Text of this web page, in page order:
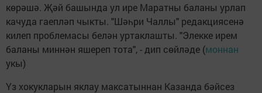
көрәшә. Җәй башында ул ире Маратны баланы урлап
качуда гаепләп чыкты. "Шәһри Чаллы" редакциясенә
килеп проблемасы белән уртаклашты. "Элекке ирем
баланы миннән яшереп тота", - дип сөйләде (моннан
укы)
Үз хокукларын яклау максатыннан Казанда бәйсез